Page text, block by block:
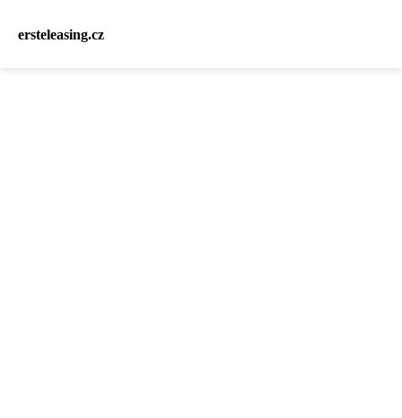
ersteleasing.cz